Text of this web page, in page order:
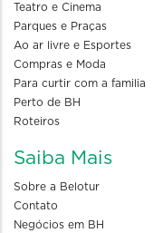
Teatro e Cinema
Parques e Praças
Ao ar livre e Esportes
Compras e Moda
Para curtir com a familia
Perto de BH
Roteiros
Saiba Mais
Sobre a Belotur
Contato
Negócios em BH